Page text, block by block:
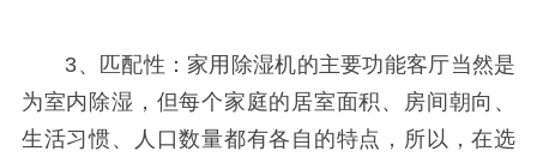
3、匹配性：家用除湿机的主要功能客厅当然是
为室内除湿，但每个家庭的居室面积、房间朝向、
生活习惯、人口数量都有各自的特点，所以，在选